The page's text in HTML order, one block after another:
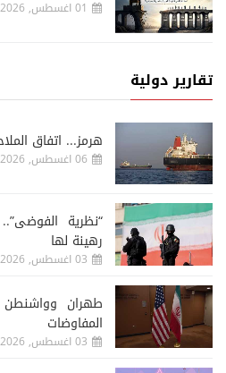
01 اغسطس, 2026
تقارير دولية
هرمز... اتفاق
06 اغسطس, 2026
“نظرية
رهينة لها
03 اغسطس, 2026
طهران
المفاوضات
03 اغسطس, 2026